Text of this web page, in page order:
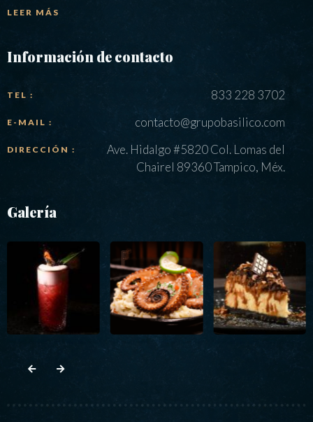
LEER MÁS
Información de contacto
TEL : 833 228 3702
E-MAIL : contacto@grupobasilico.com
DIRECCIÓN :
Ave. Hidalgo #5820 Col. Lomas del
Chairel 89360 Tampico, Méx.
Galería